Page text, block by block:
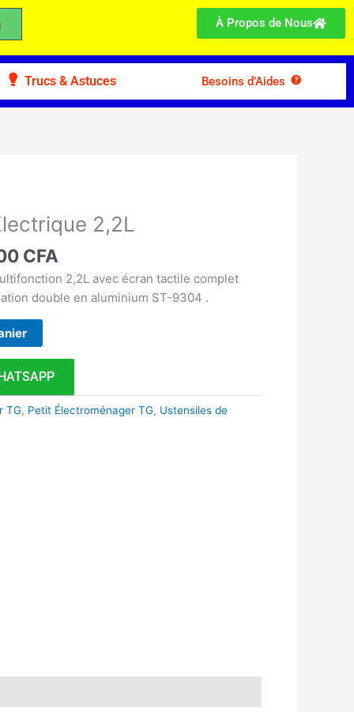
À Propos de Nous
Trucs & Astuces Besoins d’Aides
2,2L
CFA.
CFA
prix
actuel
19.900 CFA.
2,2L avec écran tactile complet
double en aluminium ST-9304 .
TG, Petit Électroménager TG, Ustensiles de